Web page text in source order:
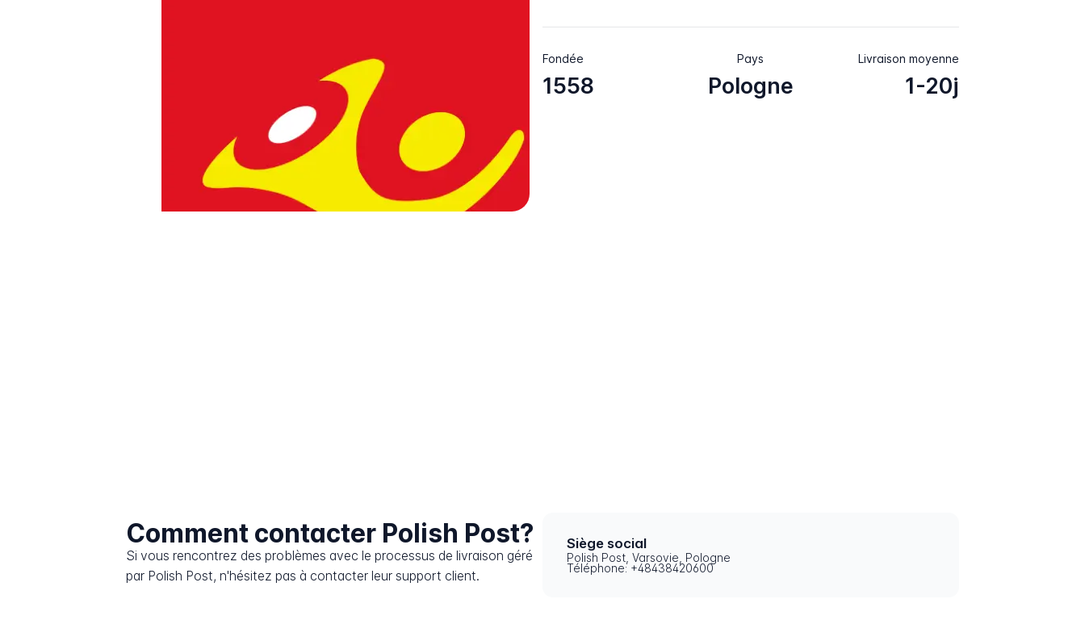
Fondée
1558
Pays
Pologne
Livraison moyenne
1-20j
Comment contacter Polish Post?
Si vous rencontrez des problèmes avec le processus de livraison géré
par Polish Post, n'hésitez pas à contacter leur support client.
Siège social
Polish Post, Varsovie, Pologne
Téléphone: +48438420600